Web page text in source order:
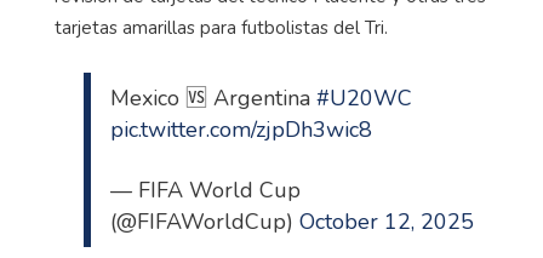
tarjetas amarillas para futbolistas del Tri.
Mexico 🆚 Argentina#U20WC
pic.twitter.com/zjpDh3wic8
— FIFA World Cup
(@FIFAWorldCup)October 12, 2025